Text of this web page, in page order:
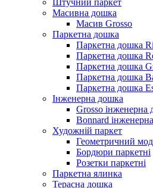
Штучний паркет
Масивна дошка
Масив Grosso
Паркетна дошка
Паркетна дошка
Паркетна дошка
Паркетна дошка
Паркетна дошка
Паркетна дошка
Інженерна дошка
Grosso інженерна
Bonnard
Художній паркет
Геометричний
Бордюри паркетні
Розетки паркетні
Паркетна ялинка
Терасна дошка